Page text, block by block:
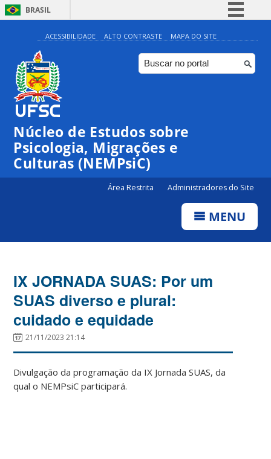
BRASIL
Simplifique!
Comunica BR
Participe
Canais
ACESSIBILIDADE ALTO CONTRASTE MAPA DO SITE
Núcleo de Estudos sobre
Psicologia, Migrações e
Culturas (NEMPsiC)
Área Restrita Administradores do Site
MENU
IX JORNADA SUAS: Por um
SUAS diverso e plural:
cuidado e equidade
21/11/2023 21:14
Divulgação da programação da IX Jornada SUAS, da
qual o NEMPsiC participará.